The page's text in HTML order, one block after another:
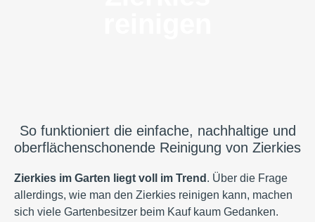
So funktioniert die einfache, nachhaltige und
oberflächenschonende Reinigung von Zierkies
Zierkies im Garten liegt voll im Trend . Über die Frage
allerdings, wie man den Zierkies reinigen kann, machen
sich viele Gartenbesitzer beim Kauf kaum Gedanken.